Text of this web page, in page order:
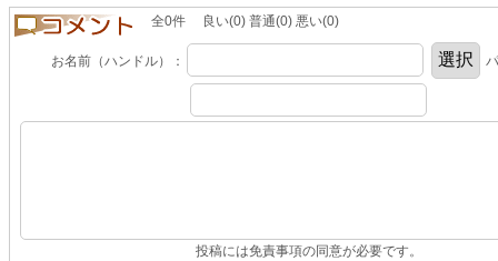
全0件 良い(0) 普通(0) 悪い(0)
お名前（ハンドル）：
投稿には免責事項の同意が必要です。